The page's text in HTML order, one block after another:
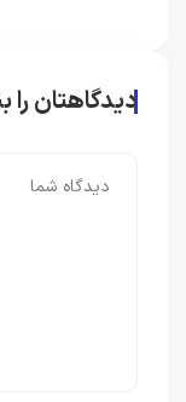
دیدگاهتان را